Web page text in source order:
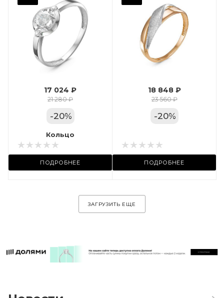
17 024 ₽
21 280 ₽
-20%
Кольцо
ПОДРОБНЕЕ
Вес драгметалла
Марка (бренд)
Дельта
Фианит
Цвет золота
КРАС
Местоположение:
ул. Пушкинская, 11А
18 848 ₽
23 560 ₽
-20%
ПОДРОБНЕЕ
ЗАГРУЗИТЬ ЕЩЕ